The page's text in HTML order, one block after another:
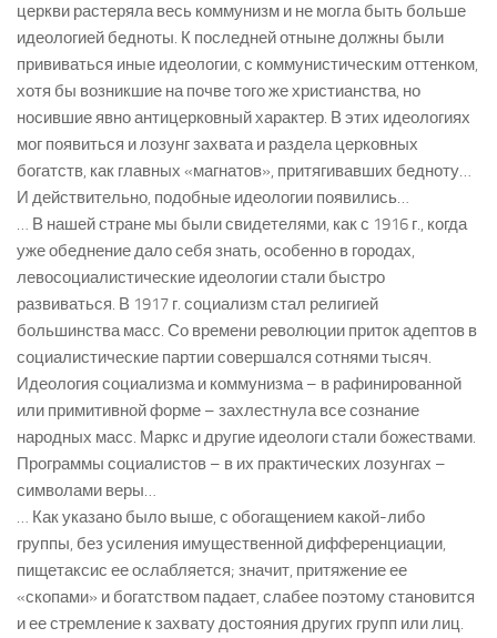
церкви растеряла весь коммунизм и не могла быть больше
идеологией бедноты. К последней отныне должны были
прививаться иные идеологии, с коммунистическим оттенком,
хотя бы возникшие на почве того же христианства, но
носившие явно антицерковный характер. В этих идеологиях
мог появиться и лозунг захвата и раздела церковных
богатств, как главных «магнатов», притягивавших бедноту…
И действительно, подобные идеологии появились…
… В нашей стране мы были свидетелями, как с 1916 г., когда
уже обеднение дало себя знать, особенно в городах,
левосоциалистические идеологии стали быстро
развиваться. В 1917 г. социализм стал религией
большинства масс. Со времени революции приток адептов в
социалистические партии совершался сотнями тысяч.
Идеология социализма и коммунизма – в рафинированной
или примитивной форме – захлестнула все сознание
народных масс. Маркс и другие идеологи стали божествами.
Программы социалистов – в их практических лозунгах –
символами веры…
… Как указано было выше, с обогащением какой-либо
группы, без усиления имущественной дифференциации,
пищетаксис ее ослабляется; значит, притяжение ее
«скопами» и богатством падает, слабее поэтому становится
и ее стремление к захвату достояния других групп или лиц.